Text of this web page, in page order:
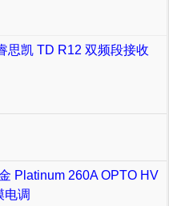
思凯 TD R12 双频段接收
Platinum 260A OPTO HV
电调